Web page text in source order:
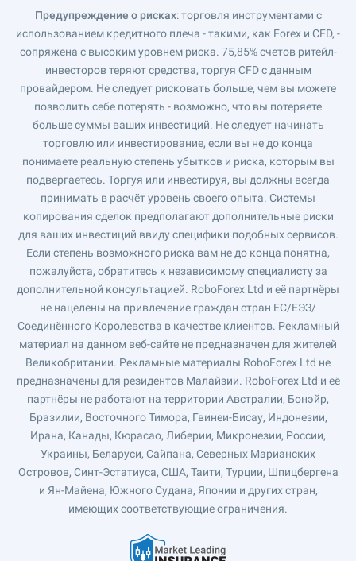
Предупреждение о рисках: торговля инструментами с
использованием кредитного плеча - такими, как Forex и CFD, -
сопряжена с высоким уровнем риска. 75,85% счетов ритейл-
инвесторов теряют средства, торгуя CFD с данным
провайдером. Не следует рисковать больше, чем вы можете
позволить себе потерять - возможно, что вы потеряете
больше суммы ваших инвестиций. Не следует начинать
торговлю или инвестирование, если вы не до конца
понимаете реальную степень убытков и риска, которым вы
подвергаетесь. Торгуя или инвестируя, вы должны всегда
принимать в расчёт уровень своего опыта. Системы
копирования сделок предполагают дополнительные риски
для ваших инвестиций ввиду специфики подобных сервисов.
Если степень возможного риска вам не до конца понятна,
пожалуйста, обратитесь к независимому специалисту за
дополнительной консультацией. RoboForex Ltd и её партнёры
не нацелены на привлечение граждан стран ЕС/ЕЭЗ/
Соединённого Королевства в качестве клиентов. Рекламный
материал на данном веб-сайте не предназначен для жителей
Великобритании. Рекламные материалы RoboForex Ltd не
предназначены для резидентов Малайзии. RoboForex Ltd и её
партнёры не работают на территории Австралии, Бонэйр,
Бразилии, Восточного Тимора, Гвинеи-Бисау, Индонезии,
Ирана, Канады, Кюрасао, Либерии, Микронезии, России,
Украины, Беларуси, Сайпана, Северных Марианских
Островов, Синт-Эстатиуса, США, Таити, Турции, Шпицбергена
и Ян-Майена, Южного Судана, Японии и других стран,
имеющих соответствующие ограничения.